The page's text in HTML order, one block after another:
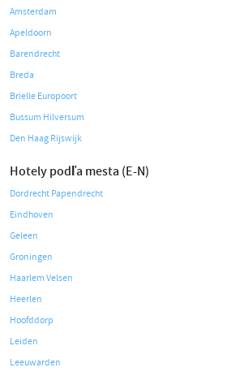
Amsterdam
Apeldoorn
Barendrecht
Breda
Brielle Europoort
Bussum Hilversum
Den Haag Rijswijk
Hotely podľa mesta (E-N)
Dordrecht Papendrecht
Eindhoven
Geleen
Groningen
Haarlem Velsen
Heerlen
Hoofddorp
Leiden
Leeuwarden